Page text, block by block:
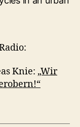
Knie: „Wir